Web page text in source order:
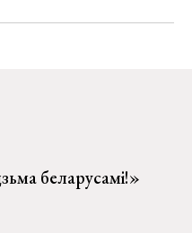
беларусамі!»